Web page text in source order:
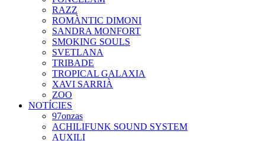
RAZZ
ROMÀNTIC DIMONI
SANDRA MONFORT
SMOKING SOULS
SVETLANA
TRIBADE
TROPICAL GALAXIA
XAVI SARRIÀ
ZOO
NOTÍCIES
97onzas
ACHILIFUNK SOUND SYSTEM
AUXILI